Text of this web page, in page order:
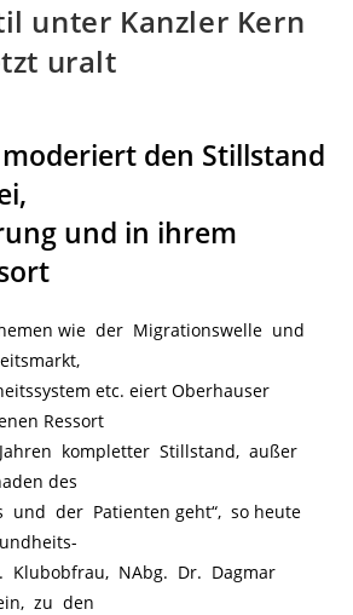
unter Kanzler Kern
uralt
den Stillstand
und in ihrem
wie der Migrationswelle und
etc. eiert Oberhauser
Ressort
kompletter Stillstand, außer
des
und der Patienten geht“, so heute
NAbg. Dr. Dagmar
zu den